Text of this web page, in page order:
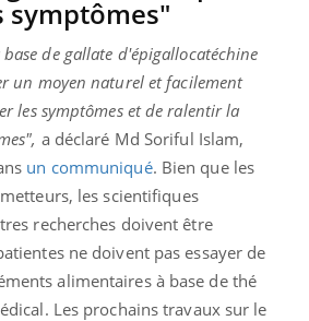
symptômes"
de gallate d'épigallocatéchine
un moyen naturel et facilement
les symptômes et de ralentir la
a déclaré Md Soriful Islam,
un communiqué. Bien que les
les scientifiques
recherches doivent être
ne doivent pas essayer de
alimentaires à base de thé
Les prochains travaux sur le